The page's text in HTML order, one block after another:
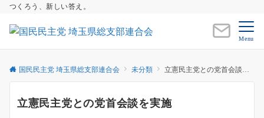
つくろう、新しい答え。
Menu
国民民主党 埼玉県総支部連合会 未分類 立憲民主党との党首会談を実施
立憲民主党との党首会談を実施